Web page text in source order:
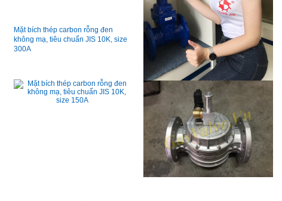
Mặt bích thép carbon rỗng đen
không mạ, tiêu chuẩn JIS 10K, size
300A